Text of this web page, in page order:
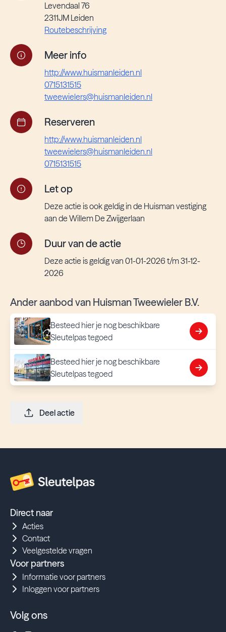
Levendaal 76
2311JM Leiden
Routebeschrijving
Meer info
http://www.huismanleiden.nl
0715131515
tweewielers@huismanleiden.nl
Reserveren
http://www.huismanleiden.nl
tweewielers@huismanleiden.nl
0715131515
Let op
Deze actie is ook geldig in de Huisman vestiging
aan de Willem De Zwijgerlaan
Duur van de actie
Deze actie is geldig van 01-01-2026 t/m 31-12-
2026
Ander aanbod van Huisman Tweewieler B.V.
Besteed hier je nog beschikbare
Sleutelpas tegoed
Besteed hier je nog beschikbare
Sleutelpas tegoed
Deel actie
Direct naar
Acties
Contact
Veelgestelde vragen
Voor partners
Informatie voor partners
Inloggen voor partners
Volg ons